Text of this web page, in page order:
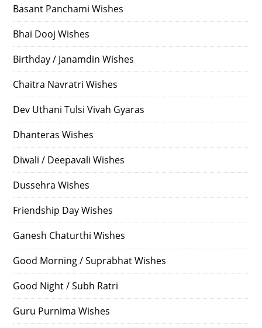
Basant Panchami Wishes
Bhai Dooj Wishes
Birthday / Janamdin Wishes
Chaitra Navratri Wishes
Dev Uthani Tulsi Vivah Gyaras
Dhanteras Wishes
Diwali / Deepavali Wishes
Dussehra Wishes
Friendship Day Wishes
Ganesh Chaturthi Wishes
Good Morning / Suprabhat Wishes
Good Night / Subh Ratri
Guru Purnima Wishes